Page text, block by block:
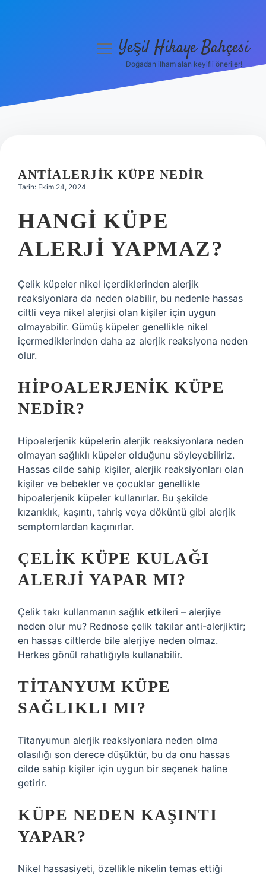
Hakkımızda
menüyüYeşil Hikaye Bahçesi
Doğadan ilham alan keyifli öneriler!
ANTIALERJIK KÜPE NEDIR
Tarih: Ekim 24, 2024
HANGI KÜPE
ALERJI YAPMAZ?
Çelik küpeler nikel içerdiklerinden alerjik
reaksiyonlara da neden olabilir, bu nedenle hassas
ciltli veya nikel alerjisi olan kişiler için uygun
olmayabilir. Gümüş küpeler genellikle nikel
içermediklerinden daha az alerjik reaksiyona neden
olur.
HIPOALERJENIK KÜPE
NEDIR?
Hipoalerjenik küpelerin alerjik reaksiyonlara neden
olmayan sağlıklı küpeler olduğunu söyleyebiliriz.
Hassas cilde sahip kişiler, alerjik reaksiyonları olan
kişiler ve bebekler ve çocuklar genellikle
hipoalerjenik küpeler kullanırlar. Bu şekilde
kızarıklık, kaşıntı, tahriş veya döküntü gibi alerjik
semptomlardan kaçınırlar.
ÇELIK KÜPE KULAĞI
ALERJI YAPAR MI?
Çelik takı kullanmanın sağlık etkileri – alerjiye
neden olur mu? Rednose çelik takılar anti-alerjiktir;
en hassas ciltlerde bile alerjiye neden olmaz.
Herkes gönül rahatlığıyla kullanabilir.
TITANYUM KÜPE
SAĞLIKLI MI?
Titanyumun alerjik reaksiyonlara neden olma
olasılığı son derece düşüktür, bu da onu hassas
cilde sahip kişiler için uygun bir seçenek haline
getirir.
KÜPE NEDEN KAŞINTI
YAPAR?
Nikel hassasiyeti, özellikle nikelin temas ettiği